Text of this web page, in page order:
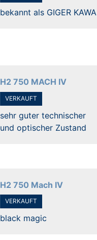
bekannt als GIGER KAWA
H2 750 MACH IV
VERKAUFT
sehr guter technischer
und optischer Zustand
H2 750 Mach IV
VERKAUFT
black magic